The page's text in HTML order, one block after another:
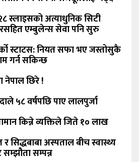
स्लाइसको अत्याधुनिक सिटी
एम्बुलेन्स सेवा पनि सुरु
स्टाटस: नियत सफा भए जस्तोसुकै
गर्न सकिन्छ
नेपाल छिरे !
५८ वर्षपछि पाए लालपुर्जा
किन्ने व्यक्तिले जिते १० लाख
सिद्धबाबा अस्पताल बीच स्वास्थ्य
सम्पन्न